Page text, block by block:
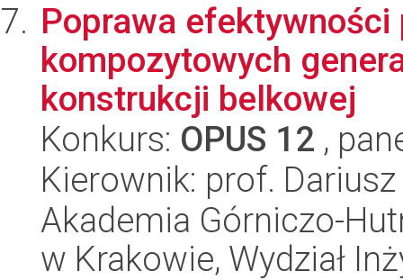
Poprawa
kompozytowych
konstrukcji belkowej
Konkurs: OPUS 12 ,
Kierownik: prof. Dariusz
Akademia Górniczo-
w Krakowie, Wydział